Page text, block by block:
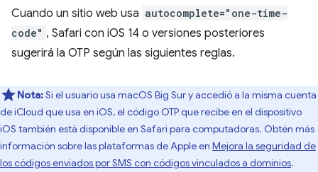
Cuando un sitio web usa autocomplete="one-time-
code" , Safari con iOS 14 o versiones posteriores
sugerirá la OTP según las siguientes reglas.
Nota:Si el usuario usa macOS Big Sur y accedió a la misma cuenta
de iCloud que usa en iOS, el código OTP que recibe en el dispositivo
iOS también está disponible en Safari para computadoras. Obtén más
información sobre las plataformas de Apple en Mejora la seguridad de
los códigos enviados por SMS con códigos vinculados a dominios.